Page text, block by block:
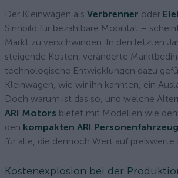
Der Kleinwagen als Verbrenner oder
Sinnbild für bezahlbare Mobilität –
Markt zu verschwinden. In den letzten
steigende Kosten, veränderte
technologische Entwicklungen dazu
Kleinwagen, wie wir ihn kannten, ein
Doch warum ist das so, und welche
ARI Motors bietet mit Modellen wie
den kompakten ARI
für alle, die dennoch Wert auf preiswerte
Kostenexplosion bei der